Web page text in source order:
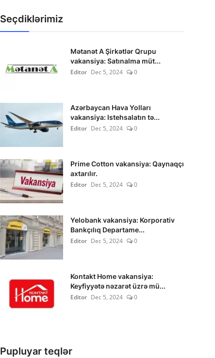
Seçdiklərimiz
Mətanət A Şirkətlər Qrupu
vakansiya: Satınalma müt...
Editor Dec 5, 2024 0
Azərbaycan Hava Yolları
vakansiya: Istehsalatın tə...
Editor Dec 5, 2024 0
Prime Cotton vakansiya: Qaynaqçı
axtarılır.
Editor Dec 5, 2024 0
Yelobank vakansiya: Korporativ
Bankçılıq Departame...
Editor Dec 5, 2024 0
Kontakt Home vakansiya:
Keyfiyyətə nəzarət üzrə mü...
Editor Dec 5, 2024 0
Pupluyar teqlər